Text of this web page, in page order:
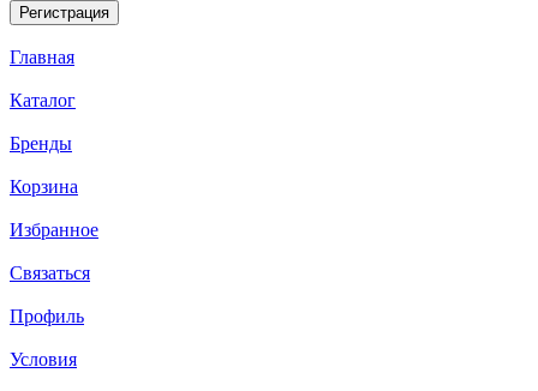
Главная
Каталог
Бренды
Корзина
Избранное
Связаться
Профиль
Условия